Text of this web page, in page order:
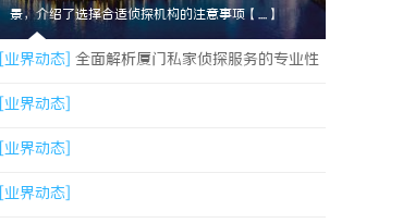
景，介绍了选择合适侦探机构的注意事项【....】
[业界动态] 全面解析厦门私家侦探服务的专业性
与应用场景
[业界动态]
[业界动态]
[业界动态]